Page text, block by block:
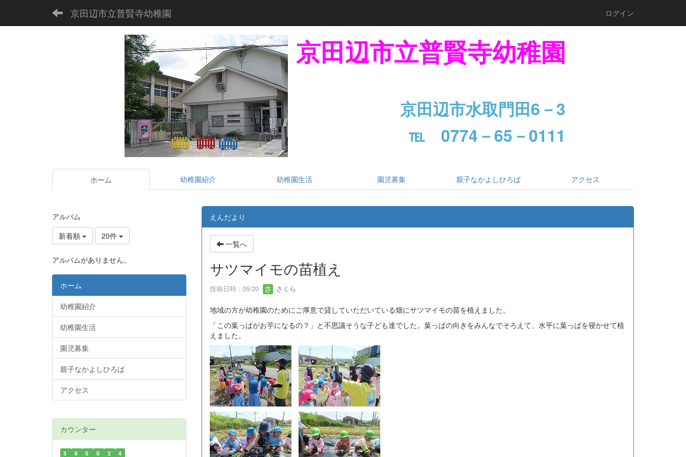
京田辺市立普賢寺幼稚園 ログイン
京田辺市立普賢寺幼稚園
京田辺市水取門田6－3
℡ 0774－65－0111
ホーム 幼稚園紹介 幼稚園生活 園児募集 親子なかよしひろば アクセス
えんだより
一覧へ
サツマイモの苗植え
投稿日時 : 05/20 さくら
地域の方が幼稚園のためにご厚意で貸していただいている畑にサツマイモの苗を植えました。
「この葉っぱがお芋になるの？」と不思議そうな子ども達でした。葉っぱの向きをみんなでそろえて、水平に葉っぱを寝かせて植
えました。
アルバム
新着順
20件
アルバムがありません。
ホーム
幼稚園紹介
幼稚園生活
園児募集
親子なかよしひろば
アクセス
カウンター
3 6 5 0 2 4